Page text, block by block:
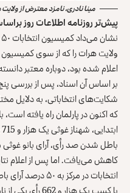
مینا نادری، نامزد معترض از
پیش‌تر روزنامه اطلاعات روز
ولایت هرات را که از سوی
اعلام شده بود، دوباره معتبر
بر اساس آن اسناد، پس از
شکایت‌های انتخاباتی، به دلایل
که اکنون در پارلمان راه یافته
کاهش می‌یافت. اما پس از اعلام
انتخابات در مرکز